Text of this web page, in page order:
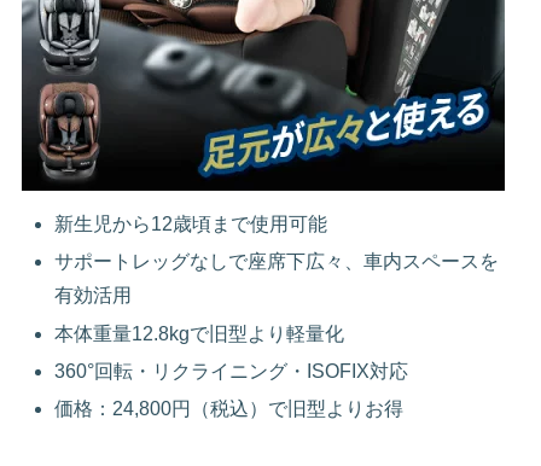
新生児から12歳頃まで使用可能
サポートレッグなしで座席下広々、車内スペースを
有効活用
本体重量12.8kgで旧型より軽量化
360°回転・リクライニング・ISOFIX対応
価格：24,800円（税込）で旧型よりお得